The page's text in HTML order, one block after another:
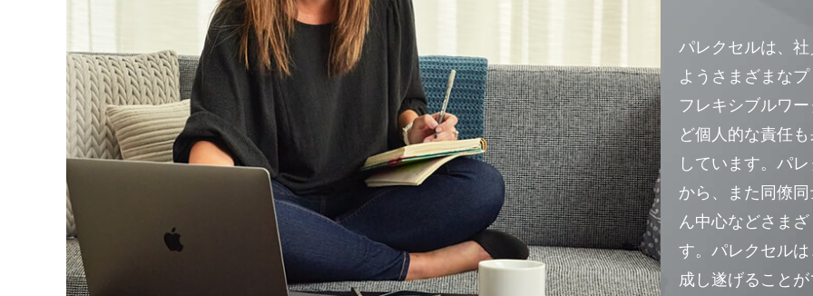
パレクセルは、
ようさまざまな
フレキシブルワ
ど個人的な責任
しています。パ
から、また同僚
ん中心などさま
す。パレクセル
成し遂げること